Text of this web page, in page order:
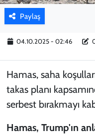
Paylaş
04.10.2025 - 02:46
Hamas, saha
takas planı
serbest bırakmayı
Hamas, Trump'ın